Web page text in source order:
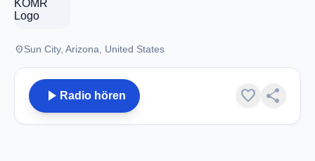
placeSun City, Arizona, United States
play_arrow Radio hören favorite share